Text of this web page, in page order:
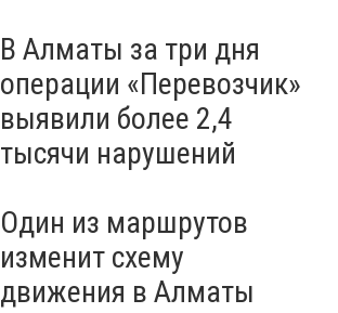
В Алматы за три дня
операции «Перевозчик»
выявили более 2,4
тысячи нарушений
Один из маршрутов
изменит схему
движения в Алматы